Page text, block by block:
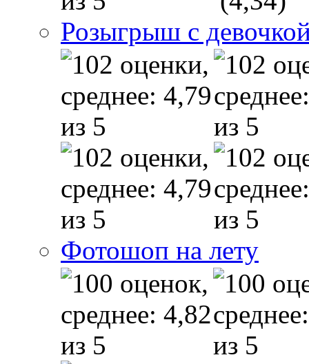
Розыгрыш с
Фотошоп на лету